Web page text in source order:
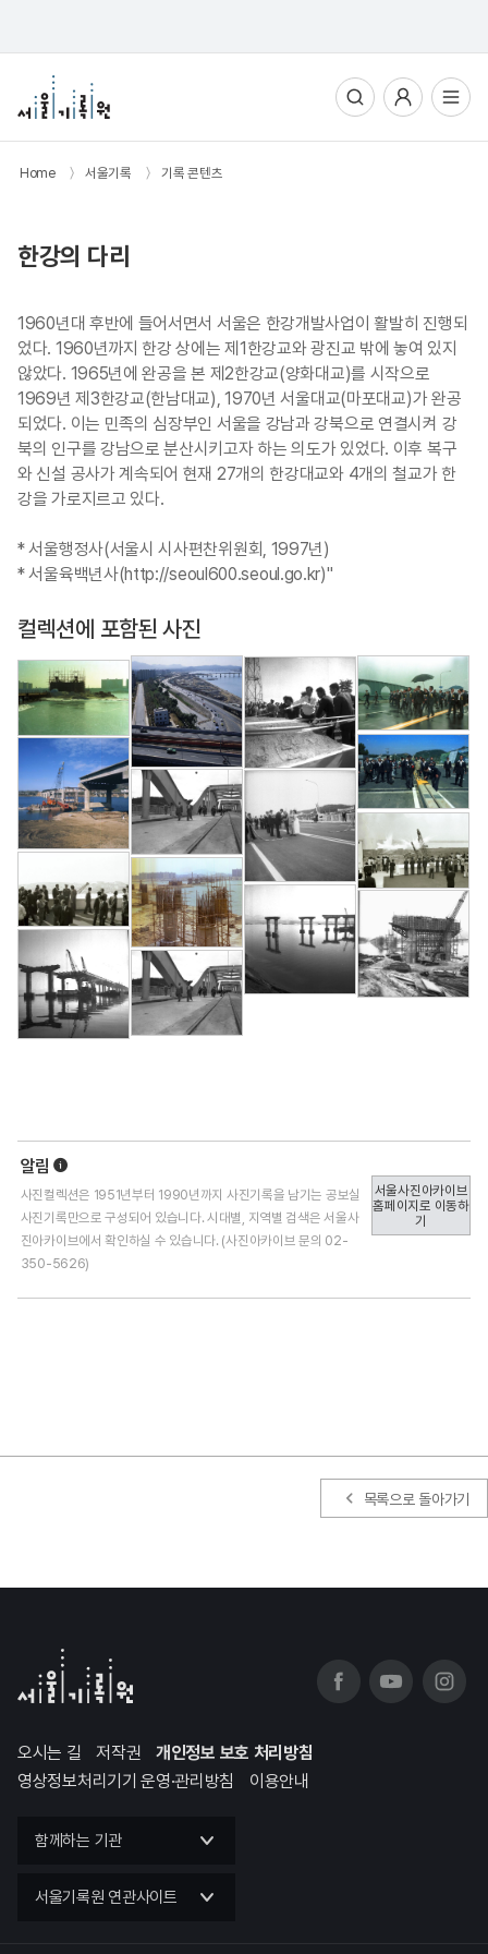
전체메뉴열기
Home 〉 서울기록 〉 기록 콘텐츠
한강의 다리
1960년대 후반에 들어서면서 서울은 한강개발사업이 활발히 진행되
었다. 1960년까지 한강 상에는 제1한강교와 광진교 밖에 놓여 있지
않았다. 1965년에 완공을 본 제2한강교(양화대교)를 시작으로
1969년 제3한강교(한남대교), 1970년 서울대교(마포대교)가 완공
되었다. 이는 민족의 심장부인 서울을 강남과 강북으로 연결시켜 강
북의 인구를 강남으로 분산시키고자 하는 의도가 있었다. 이후 복구
와 신설 공사가 계속되어 현재 27개의 한강대교와 4개의 철교가 한
강을 가로지르고 있다.
* 서울행정사(서울시 시사편찬위원회, 1997년)
* 서울육백년사(http://seoul600.seoul.go.kr)"
컬렉션에 포함된 사진
알림
사진컬렉션은 1951년부터 1990년까지 사진기록을 남기는 공보실
사진기록만으로 구성되어 있습니다. 시대별, 지역별 검색은 서울사
진아카이브에서 확인하실 수 있습니다. (사진아카이브 문의 02-
350-5626)
서울사진아카이브
홈페이지로 이동하
기
목록으로 돌아가기
오시는 길 저작권
개인정보 보호 처리방침
영상정보처리기기 운영·관리방침
이용안내
함께하는 기관
서울기록원 연관사이트